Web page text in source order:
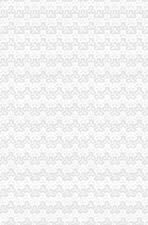
促进工商转型
设座谈会
座谈会
号”重庆代账公司
域腐倡廉工作电视电话会议讲
长会议精
座谈会精
工商局长座谈会精
商局长座谈会议精
局长座谈会议精
局长座谈会议精
商行政管理局长座谈会精
政管理局长座谈会议